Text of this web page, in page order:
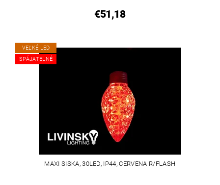
€51,18
VEĽKÉ LED
SPÁJATEĽNÉ
MAXI SISKA, 30LED, IP44, CERVENA R/FLASH